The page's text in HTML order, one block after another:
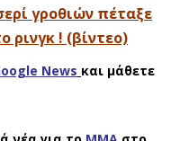
γροθιών πέταξε
ρινγκ ! (βίντεο)
News και μάθετε